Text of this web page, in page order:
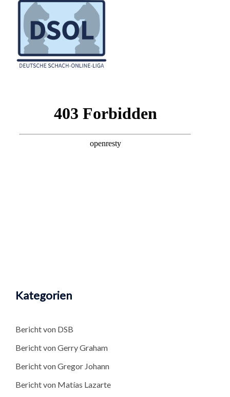
Kategorien
Bericht von DSB
Bericht von Gerry Graham
Bericht von Gregor Johann
Bericht von Matías Lazarte